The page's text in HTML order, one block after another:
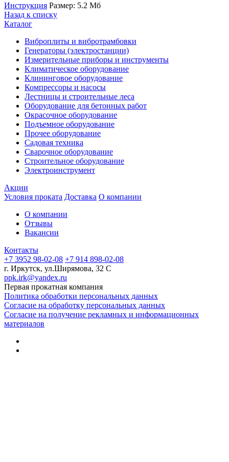
Инструкция Размер: 5.2 Мб
Назад к списку
Каталог
Виброплиты и вибротрамбовки
Генераторы (электростанции)
Измерительные приборы и инструменты
Климатическое оборудование
Клининговое оборудование
Компрессоры и насосы
Лестницы и строительные леса
Оборудование для бетонных работ
Окрасочное оборудование
Подъемное оборудование
Прочее оборудование
Садовая техника
Сварочное оборудование
Строительное оборудование
Электроинструмент
Акции
Условия проката Доставка О компании
О компании
Отзывы
Вакансии
Контакты
+7 3952 98-02-08 +7 914 898-02-08
г. Иркутск, ул.Ширямова, 32 С
ppk.irk@yandex.ru
Первая прокатная компания
Политика обработки персональных данных
Согласие на обработку персональных данных
Согласие на получение рекламных и информационных
материалов